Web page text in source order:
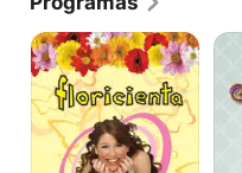
Floricienta Nini